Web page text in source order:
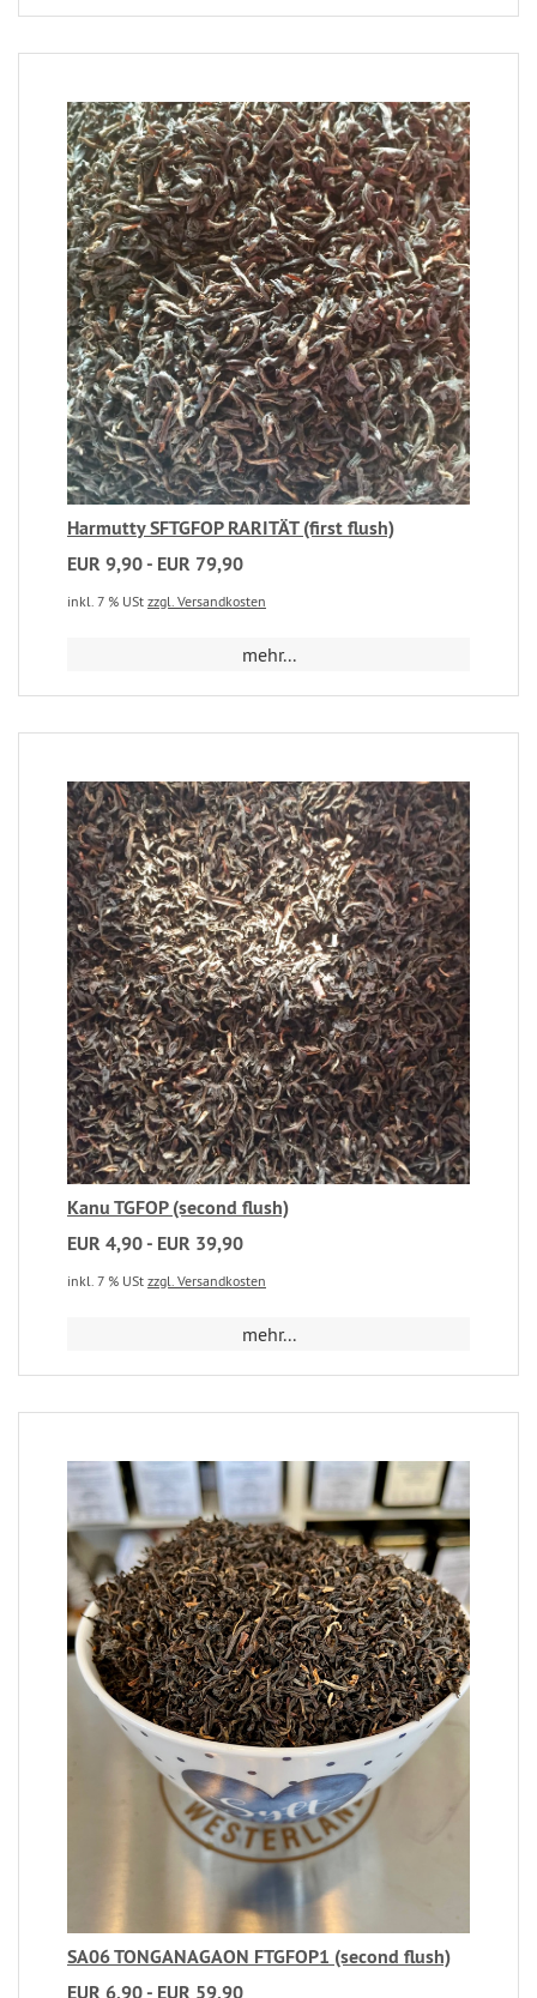
Harmutty SFTGFOP RARITÄT (first flush)
EUR 9,90 - EUR 79,90
inkl. 7 % USt zzgl. Versandkosten
mehr...
Kanu TGFOP (second flush)
EUR 4,90 - EUR 39,90
inkl. 7 % USt zzgl. Versandkosten
mehr...
SA06 TONGANAGAON FTGFOP1 (second flush)